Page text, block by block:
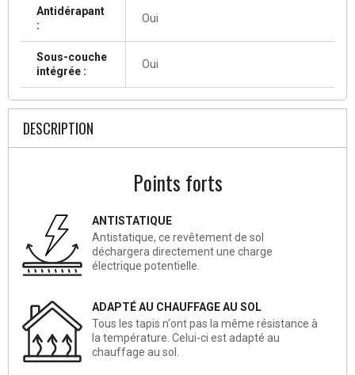
Antidérapant
:
Oui
Sous-couche
intégrée :
Oui
DESCRIPTION
Points forts
ANTISTATIQUE
Antistatique, ce revêtement de sol
déchargera directement une charge
électrique potentielle.
ADAPTÉ AU CHAUFFAGE AU SOL
Tous les tapis n‘ont pas la même résistance à
la température. Celui-ci est adapté au
chauffage au sol.